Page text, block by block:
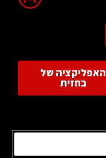
האפליקציה של
בחזית